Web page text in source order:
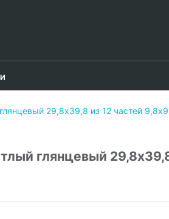
29,8х39,8 из 12 частей
глянцевый